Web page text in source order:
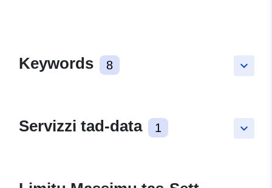
keyboard_arrow_down
Keywords 8
keyboard_arrow_down
Servizzi tad-data 1